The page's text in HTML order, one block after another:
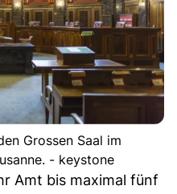
Grossen Saal im
- keystone
Amt bis maximal fünf